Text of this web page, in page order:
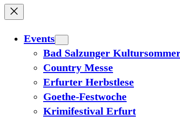
Events
Bad Salzunger
Country Messe
Erfurter Herbstlese
Goethe-Festwoche
Krimifestival Erfurt